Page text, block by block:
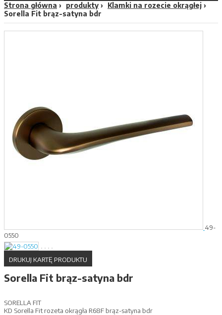
Strona główna produkty
Klamki na rozecie okrągłej
Sorella Fit brąz-satyna bdr
49-
0550
DRUKUJ KARTĘ PRODUKTU
Sorella Fit brąz-satyna bdr
SORELLA FIT
KD Sorella Fit rozeta okrągła R68F brąz-satyna bdr